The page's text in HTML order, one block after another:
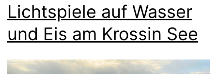
Lichtspiele auf Wasser
und Eis am Krossin See